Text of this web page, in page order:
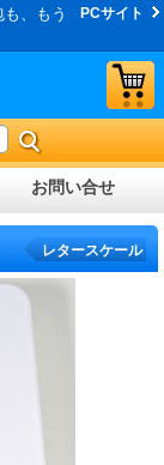
、もう
PCサイト
お問い合せ
レタースケール